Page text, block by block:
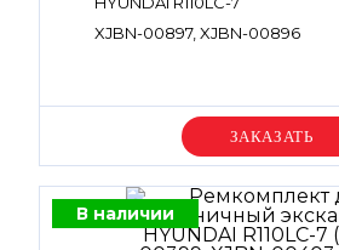
XJBN-00897, XJBN-00896
Уточняйте цену
В наличии